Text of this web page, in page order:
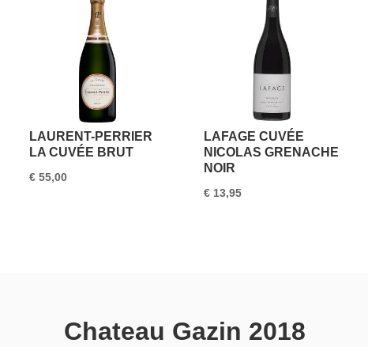
LAURENT-PERRIER
LA CUVÉE BRUT
€ 55,00
LAFAGE CUVÉE
NICOLAS GRENACHE
NOIR
€ 13,95
Chateau Gazin 2018